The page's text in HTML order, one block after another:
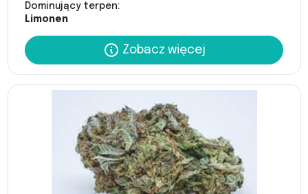
Dominujący terpen:
Limonen
Zobacz więcej